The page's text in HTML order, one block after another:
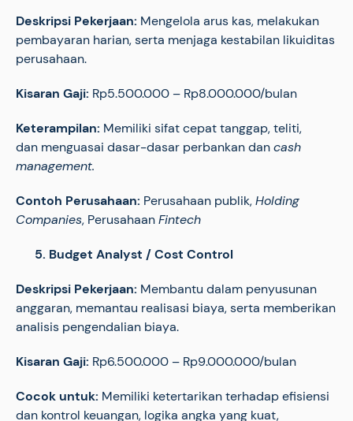
Deskripsi Pekerjaan: Mengelola arus kas, melakukan
pembayaran harian, serta menjaga kestabilan likuiditas
perusahaan.
Kisaran Gaji: Rp5.500.000 – Rp8.000.000/bulan
Keterampilan: Memiliki sifat cepat tanggap, teliti,
dan menguasai dasar-dasar perbankan dancash
management.
Contoh Perusahaan: Perusahaan publik,Holding
Companies, PerusahaanFintech
5. Budget Analyst / Cost Control
Deskripsi Pekerjaan: Membantu dalam penyusunan
anggaran, memantau realisasi biaya, serta memberikan
analisis pengendalian biaya.
Kisaran Gaji: Rp6.500.000 – Rp9.000.000/bulan
Cocok untuk: Memiliki ketertarikan terhadap efisiensi
dan kontrol keuangan, logika angka yang kuat,